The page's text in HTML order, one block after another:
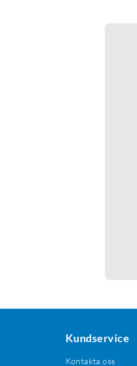
Kundservice
Kontakta oss